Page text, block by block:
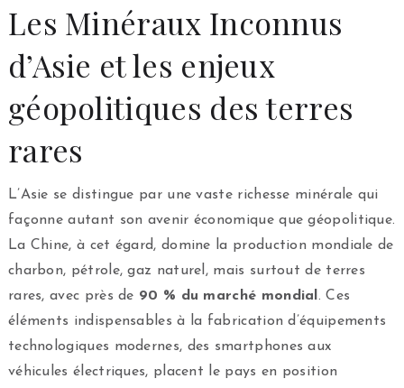
Les Minéraux Inconnus
d’Asie et les enjeux
géopolitiques des terres
rares
L’Asie se distingue par une vaste richesse minérale qui
façonne autant son avenir économique que géopolitique.
La Chine, à cet égard, domine la production mondiale de
charbon, pétrole, gaz naturel, mais surtout de terres
rares, avec près de 90 % du marché mondial . Ces
éléments indispensables à la fabrication d’équipements
technologiques modernes, des smartphones aux
véhicules électriques, placent le pays en position